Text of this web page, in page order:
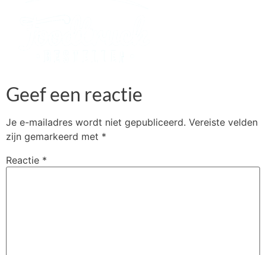
Geef een reactie
Je e-mailadres wordt niet gepubliceerd. Vereiste velden
zijn gemarkeerd met *
Reactie *